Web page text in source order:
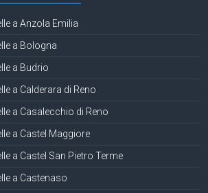
a Anzola Emilia
a Bologna
a Budrio
a Calderara di Reno
a Casalecchio di Reno
a Castel Maggiore
a Castel San Pietro Terme
a Castenaso